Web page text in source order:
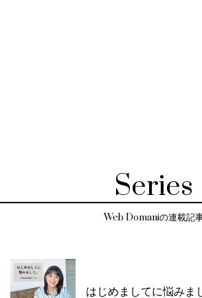
Series
Web Domaniの連載記
はじめましてに悩みま